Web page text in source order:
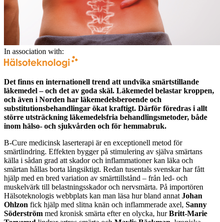
In association with:
Det finns en internationell trend att undvika smärtstillande
läkemedel – och det av goda skäl. Läkemedel belastar kroppen,
och även i Norden har läkemedelsberoende och
substitutionsbehandlingar ökat kraftigt. Därför föredras i allt
större utsträckning läkemedelsfria behandlingsmetoder, både
inom hälso- och sjukvården och för hemmabruk.
B-Cure medicinsk laserterapi är en exceptionell metod för
smärtlindring. Effekten bygger på stimulering av själva smärtans
källa i sådan grad att skador och inflammationer kan läka och
smärtan hållas borta långsiktigt. Redan tusentals svenskar har fått
hjälp med en bred variation av smärttillstånd – från led- och
muskelvärk till belastningsskador och nervsmärta. På importören
Hälsoteknologis webbplats kan man läsa hur bland annat Johan
Ohlzon fick hjälp med slitna knän och inflammerade axel, Sanny
Söderström med kronisk smärta efter en olycka, hurBritt-Marie